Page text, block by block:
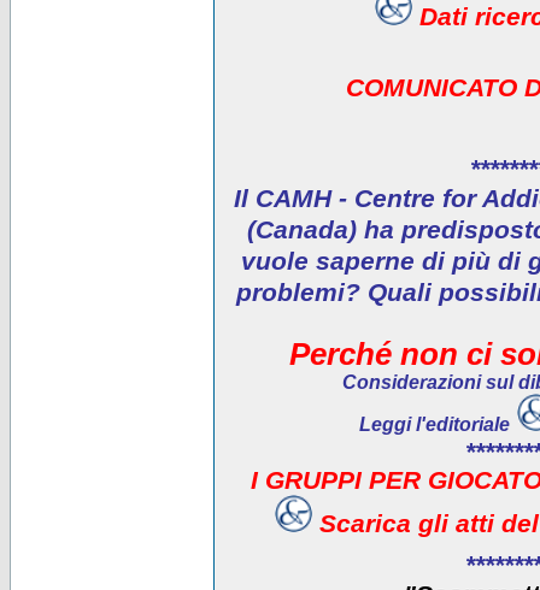
Dati
COMUNICATO
Il CAMH - Centre for
(Canada) ha
vuole saperne di più di
problemi? Quali
Perché non ci
Considerazioni sul
Leggi l'editoriale
I GRUPPI PER
Scarica gli atti